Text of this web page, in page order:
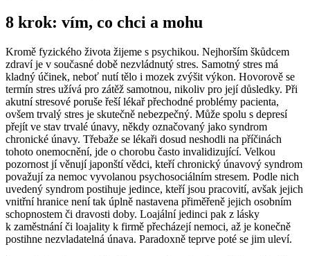
8 krok: vím, co chci a mohu
Kromě fyzického života žijeme s psychikou. Nejhorším škůdcem
zdraví je v současné době nezvládnutý stres. Samotný stres má
kladný účinek, neboť nutí tělo i mozek zvýšit výkon. Hovorově se
termín stres užívá pro zátěž samotnou, nikoliv pro její důsledky. Při
akutní stresové poruše řeší lékař přechodné problémy pacienta,
ovšem trvalý stres je skutečně nebezpečný. Může spolu s depresí
přejít ve stav trvalé únavy, někdy označovaný jako syndrom
chronické únavy. Třebaže se lékaři dosud neshodli na příčinách
tohoto onemocnění, jde o chorobu často invalidizující. Velkou
pozornost jí věnují japonští vědci, kteří chronický únavový syndrom
považují za nemoc vyvolanou psychosociálním stresem. Podle nich
uvedený syndrom postihuje jedince, kteří jsou pracovití, avšak jejich
vnitřní hranice není tak úplně nastavena přiměřeně jejich osobním
schopnostem či dravosti doby. Loajální jedinci pak z lásky
k zaměstnání či loajality k firmě přecházejí nemoci, až je konečně
postihne nezvladatelná únava. Paradoxně teprve poté se jim uleví.